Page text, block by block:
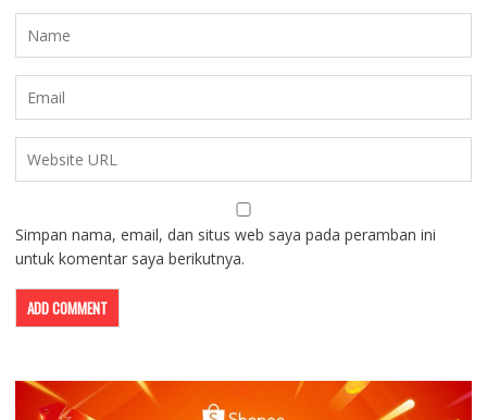
Simpan nama, email, dan situs web saya pada peramban ini
untuk komentar saya berikutnya.